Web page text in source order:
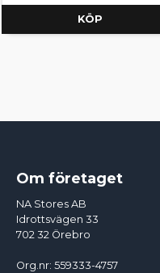
KÖP
Om företaget
NA Stores AB
Idrottsvägen 33
702 32 Örebro
Org.nr: 559333-4757